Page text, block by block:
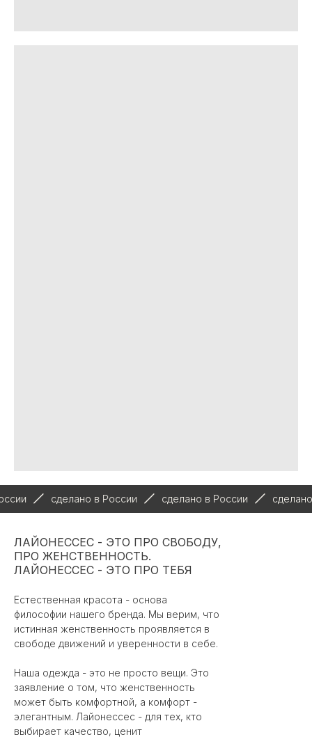
сделано в России сделано в России сделано в
ЛАЙОНЕССЕС - ЭТО ПРО СВОБОДУ,
ПРО ЖЕНСТВЕННОСТЬ.
ЛАЙОНЕССЕС - ЭТО ПРО ТЕБЯ
Естественная красота - основа
философии нашего бренда. Мы верим, что
истинная женственность проявляется в
свободе движений и уверенности в себе.
Наша одежда - это не просто вещи. Это
заявление о том, что женственность
может быть комфортной, а комфорт -
элегантным. Лайонессес - для тех, кто
выбирает качество, ценит